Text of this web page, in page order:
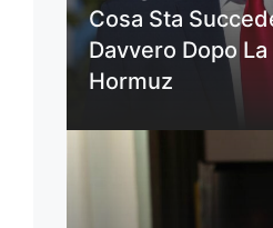
Cosa Sta
Davvero Dopo
Hormuz